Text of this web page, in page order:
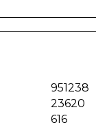
951238
23620
616